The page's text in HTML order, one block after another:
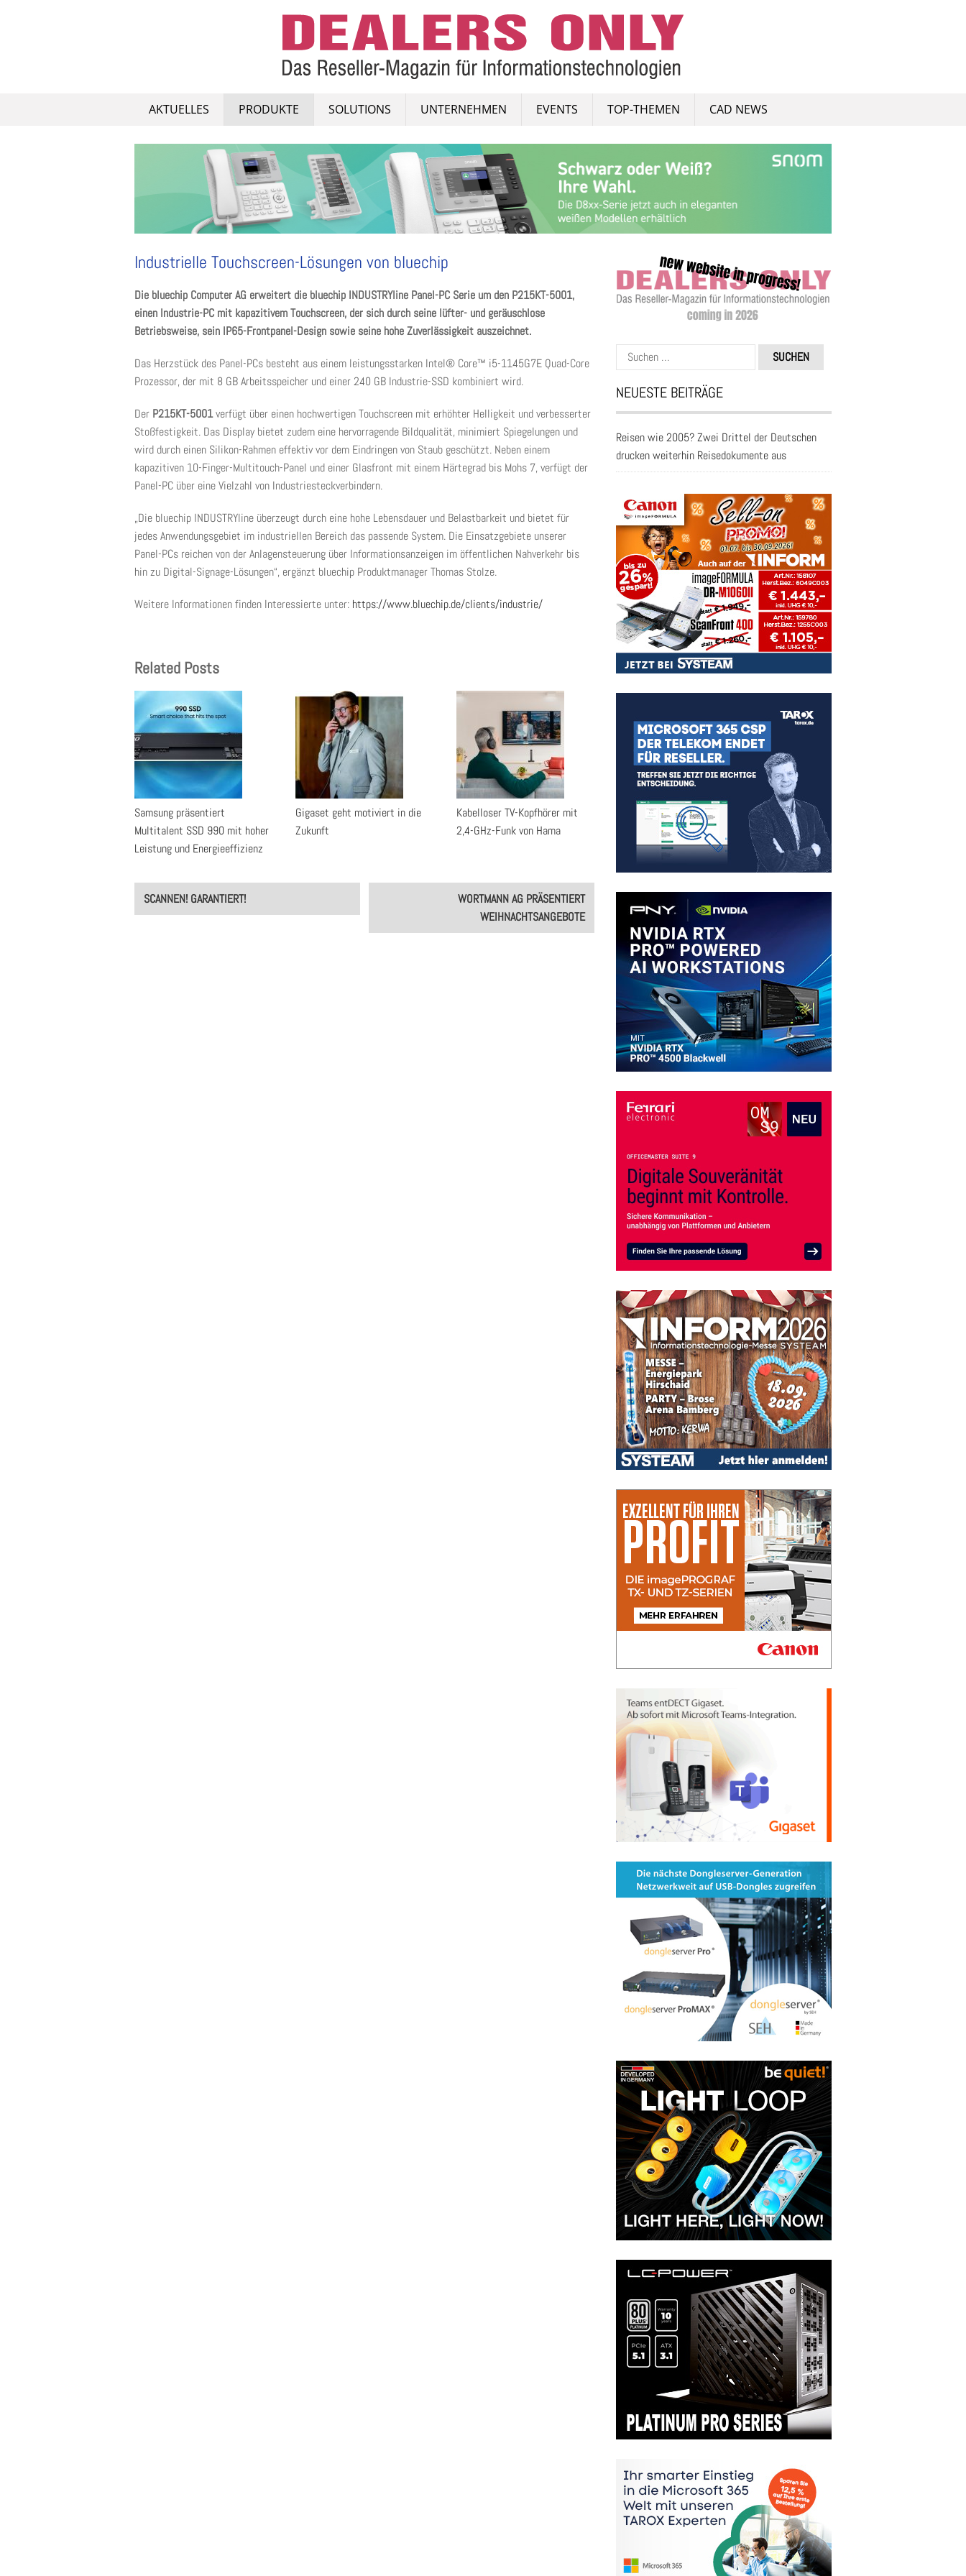
AKTUELLES PRODUKTE SOLUTIONS UNTERNEHMEN EVENTS TOP-THEMEN CAD NEWS
Industrielle Touchscreen-Lösungen von bluechip
Die bluechip Computer AG erweitert die bluechip INDUSTRYline Panel-PC Serie um den P215KT-5001,
einen Industrie-PC mit kapazitivem Touchscreen, der sich durch seine lüfter- und geräuschlose
Betriebsweise, sein IP65-Frontpanel-Design sowie seine hohe Zuverlässigkeit auszeichnet.
Das Herzstück des Panel-PCs besteht aus einem leistungsstarken Intel® Core™ i5-1145G7E Quad-Core
Prozessor, der mit 8 GB Arbeitsspeicher und einer 240 GB Industrie-SSD kombiniert wird.
Der P215KT-5001verfügt über einen hochwertigen Touchscreen mit erhöhter Helligkeit und verbesserter
Stoßfestigkeit. Das Display bietet zudem eine hervorragende Bildqualität, minimiert Spiegelungen und
wird durch einen Silikon-Rahmen effektiv vor dem Eindringen von Staub geschützt. Neben einem
kapazitiven 10-Finger-Multitouch-Panel und einer Glasfront mit einem Härtegrad bis Mohs 7, verfügt der
Panel-PC über eine Vielzahl von Industriesteckverbindern.
„Die bluechip INDUSTRYline überzeugt durch eine hohe Lebensdauer und Belastbarkeit und bietet für
jedes Anwendungsgebiet im industriellen Bereich das passende System. Die Einsatzgebiete unserer
Panel-PCs reichen von der Anlagensteuerung über Informationsanzeigen im öffentlichen Nahverkehr bis
hin zu Digital-Signage-Lösungen“, ergänzt bluechip Produktmanager Thomas Stolze.
Weitere Informationen finden Interessierte unter: https://www.bluechip.de/clients/industrie/
Related Posts
Samsung präsentiert
Multitalent SSD 990 mit hoher
Leistung und Energieeffizienz
Gigaset geht motiviert in die
Zukunft
Kabelloser TV-Kopfhörer mit
2,4-GHz-Funk von Hama
Post
navigation
SCANNEN! GARANTIERT!
WORTMANN AG PRÄSENTIERT
WEIHNACHTSANGEBOTE
Suchen
nach:
NEUESTE BEITRÄGE
Reisen wie 2005? Zwei Drittel der Deutschen
drucken weiterhin Reisedokumente aus